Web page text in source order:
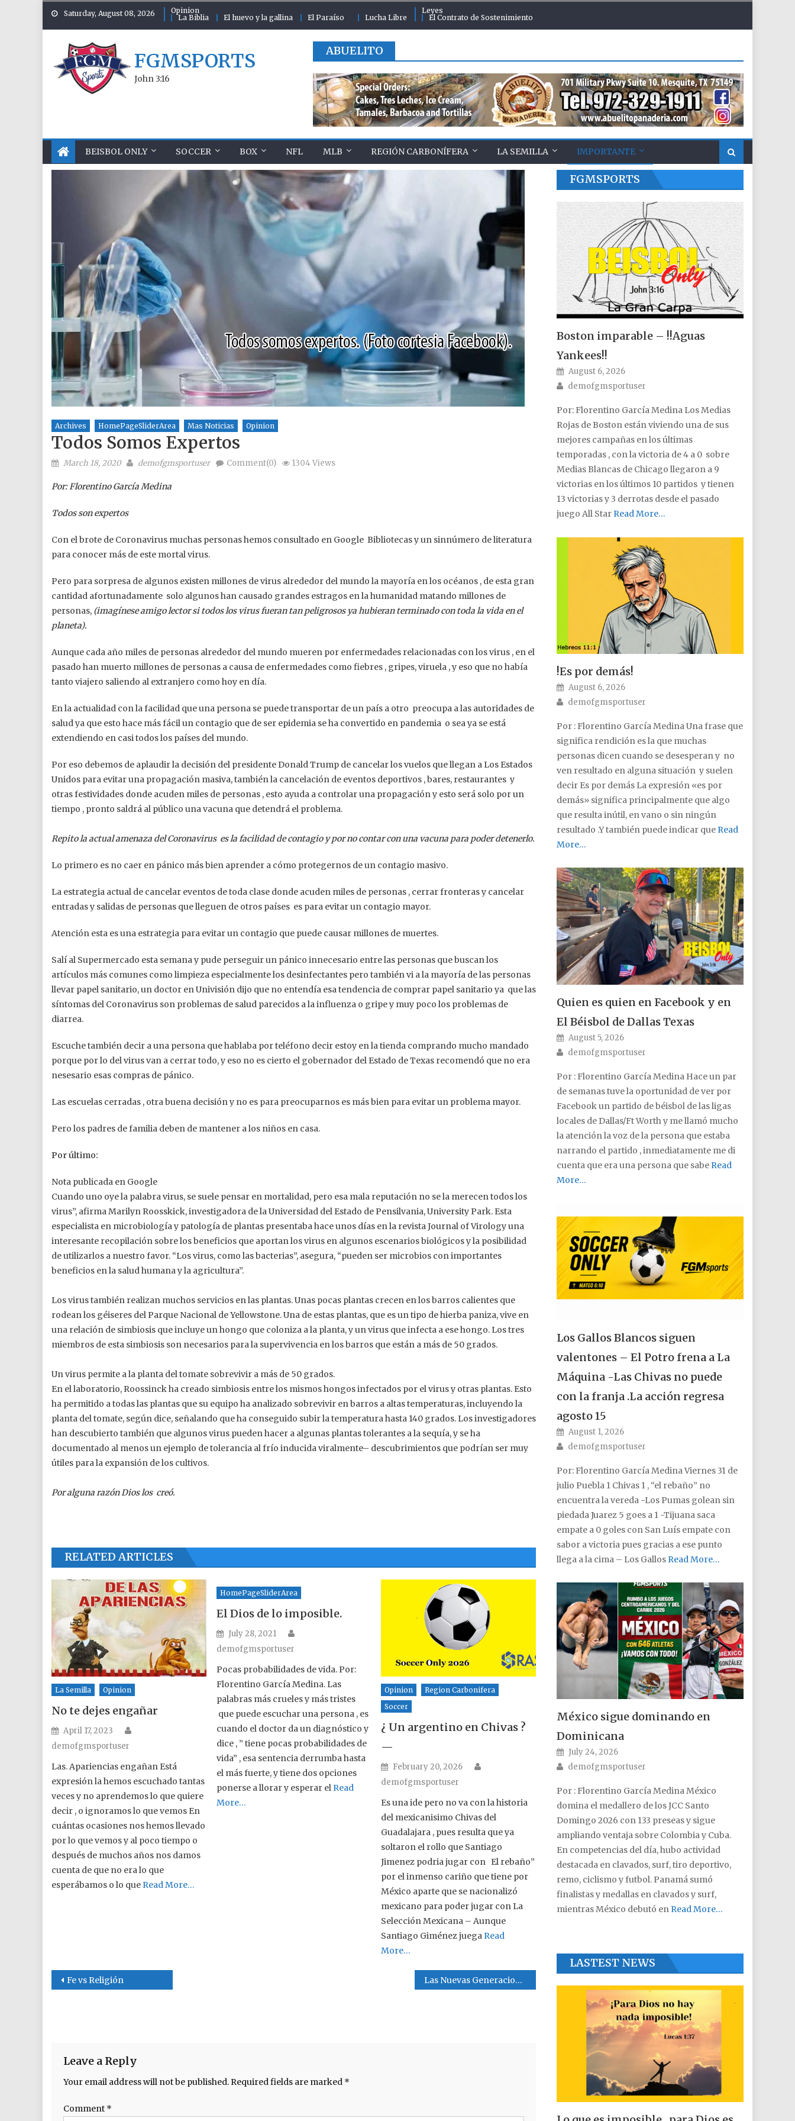
Saturday, August 08, 2026
Opinion
La Biblia
El huevo y la gallina El Paraíso Lucha Libre
Leyes
El Contrato de Sostenimiento
FGMSPORTS
John 3:16
ABUELITO
BEISBOL ONLY SOCCER BOX NFL MLB REGIÓN CARBONÍFERA LA SEMILLA IMPORTANTE
Archives HomePageSliderArea Mas Noticias Opinion
Todos Somos Expertos
Posted on
March 18, 2020 Author
demofgmsportuser Comment(0) 1304 Views
Por: Florentino García Medina
Todos son expertos
Con el brote de Coronavirus muchas personas hemos consultado en Google Bibliotecas y un sinnúmero de literatura
para conocer más de este mortal virus.
Pero para sorpresa de algunos existen millones de virus alrededor del mundo la mayoría en los océanos , de esta gran
cantidad afortunadamente solo algunos han causado grandes estragos en la humanidad matando millones de
personas, (imagínese amigo lector si todos los virus fueran tan peligrosos ya hubieran terminado con toda la vida en el
planeta).
Aunque cada año miles de personas alrededor del mundo mueren por enfermedades relacionadas con los virus , en el
pasado han muerto millones de personas a causa de enfermedades como fiebres , gripes, viruela , y eso que no había
tanto viajero saliendo al extranjero como hoy en día.
En la actualidad con la facilidad que una persona se puede transportar de un país a otro preocupa a las autoridades de
salud ya que esto hace más fácil un contagio que de ser epidemia se ha convertido en pandemia o sea ya se está
extendiendo en casi todos los países del mundo.
Por eso debemos de aplaudir la decisión del presidente Donald Trump de cancelar los vuelos que llegan a Los Estados
Unidos para evitar una propagación masiva, también la cancelación de eventos deportivos , bares, restaurantes y
otras festividades donde acuden miles de personas , esto ayuda a controlar una propagación y esto será solo por un
tiempo , pronto saldrá al público una vacuna que detendrá el problema.
Repito la actual amenaza del Coronavirus es la facilidad de contagio y por no contar con una vacuna para poder detenerlo.
Lo primero es no caer en pánico más bien aprender a cómo protegernos de un contagio masivo.
La estrategia actual de cancelar eventos de toda clase donde acuden miles de personas , cerrar fronteras y cancelar
entradas y salidas de personas que lleguen de otros países es para evitar un contagio mayor.
Atención esta es una estrategia para evitar un contagio que puede causar millones de muertes.
Salí al Supermercado esta semana y pude perseguir un pánico innecesario entre las personas que buscan los
artículos más comunes como limpieza especialmente los desinfectantes pero también vi a la mayoría de las personas
llevar papel sanitario, un doctor en Univisión dijo que no entendía esa tendencia de comprar papel sanitario ya que las
síntomas del Coronavirus son problemas de salud parecidos a la influenza o gripe y muy poco los problemas de
diarrea.
Escuche también decir a una persona que hablaba por teléfono decir estoy en la tienda comprando mucho mandado
porque por lo del virus van a cerrar todo, y eso no es cierto el gobernador del Estado de Texas recomendó que no era
nesesario esas compras de pánico.
Las escuelas cerradas , otra buena decisión y no es para preocuparnos es más bien para evitar un problema mayor.
Pero los padres de familia deben de mantener a los niños en casa.
Por último:
Nota publicada en Google
Cuando uno oye la palabra virus, se suele pensar en mortalidad, pero esa mala reputación no se la merecen todos los
virus”, afirma Marilyn Roosskick, investigadora de la Universidad del Estado de Pensilvania, University Park. Esta
especialista en microbiología y patología de plantas presentaba hace unos días en la revista Journal of Virology una
interesante recopilación sobre los beneficios que aportan los virus en algunos escenarios biológicos y la posibilidad
de utilizarlos a nuestro favor. “Los virus, como las bacterias”, asegura, “pueden ser microbios con importantes
beneficios en la salud humana y la agricultura”.
Los virus también realizan muchos servicios en las plantas. Unas pocas plantas crecen en los barros calientes que
rodean los géiseres del Parque Nacional de Yellowstone. Una de estas plantas, que es un tipo de hierba paniza, vive en
una relación de simbiosis que incluye un hongo que coloniza a la planta, y un virus que infecta a ese hongo. Los tres
miembros de esta simbiosis son necesarios para la supervivencia en los barros que están a más de 50 grados.
Un virus permite a la planta del tomate sobrevivir a más de 50 grados.
En el laboratorio, Roossinck ha creado simbiosis entre los mismos hongos infectados por el virus y otras plantas. Esto
ha permitido a todas las plantas que su equipo ha analizado sobrevivir en barros a altas temperaturas, incluyendo la
planta del tomate, según dice, señalando que ha conseguido subir la temperatura hasta 140 grados. Los investigadores
han descubierto también que algunos virus pueden hacer a algunas plantas tolerantes a la sequía, y se ha
documentado al menos un ejemplo de tolerancia al frío inducida viralmente– descubrimientos que podrían ser muy
útiles para la expansión de los cultivos.
Por alguna razón Dios los creó.
RELATED ARTICLES
La Semilla Opinion
No te dejes engañar
Posted on
April 17, 2023
demofgmsportuser
Las. Apariencias engañan Está
expresión la hemos escuchado tantas
veces y no aprendemos lo que quiere
decir , o ignoramos lo que vemos En
cuántas ocasiones nos hemos llevado
por lo que vemos y al poco tiempo o
después de muchos años nos damos
cuenta de que no era lo que
esperábamos o lo que Read More…
HomePageSliderArea
El Dios de lo imposible.
Posted on
July 28, 2021
demofgmsportuser
Pocas probabilidades de vida. Por:
Florentino García Medina. Las
palabras más crueles y más tristes
que puede escuchar una persona , es
cuando el doctor da un diagnóstico y
dice , ” tiene pocas probabilidades de
vida” , esa sentencia derrumba hasta
el más fuerte, y tiene dos opciones
ponerse a llorar y esperar elRead
More…
Opinion
Region Carbonifera
Soccer
¿ Un argentino en Chivas ?
—
Posted on
February 20, 2026
demofgmsportuser
Es una ide pero no va con la historia
del mexicanisimo Chivas del
Guadalajara , pues resulta que ya
soltaron el rollo que Santiago
Jimenez podria jugar con El rebaño”
por el inmenso cariño que tiene por
México aparte que se nacionalizó
mexicano para poder jugar con La
Selección Mexicana – Aunque
Santiago Giménez juega Read
More…
Post navigation
Fe vs Religión Las Nuevas Generaciones
Leave a Reply
Your email address will not be published. Required fields are marked *
Comment *
FGMSPORTS
Boston imparable – !!Aguas
Yankees!!
Posted on
August 6, 2026
Author
demofgmsportuser
Por: Florentino García Medina Los Medias
Rojas de Boston están viviendo una de sus
mejores campañas en los últimas
temporadas , con la victoria de 4 a 0 sobre
Medias Blancas de Chicago llegaron a 9
victorias en los últimos 10 partidos y tienen
13 victorias y 3 derrotas desde el pasado
juego All Star Read More…
!Es por demás!
Posted on
August 6, 2026
Author
demofgmsportuser
Por : Florentino García Medina Una frase que
significa rendición es la que muchas
personas dicen cuando se desesperan y no
ven resultado en alguna situación y suelen
decir Es por demás La expresión «es por
demás» significa principalmente que algo
que resulta inútil, en vano o sin ningún
resultado .Y también puede indicar que Read
More…
Quien es quien en Facebook y en
El Béisbol de Dallas Texas
Posted on
August 5, 2026
Author
demofgmsportuser
Por : Florentino García Medina Hace un par
de semanas tuve la oportunidad de ver por
Facebook un partido de béisbol de las ligas
locales de Dallas/Ft Worth y me llamó mucho
la atención la voz de la persona que estaba
narrando el partido , inmediatamente me di
cuenta que era una persona que sabe Read
More…
Los Gallos Blancos siguen
valentones – El Potro frena a La
Máquina -Las Chivas no puede
con la franja .La acción regresa
agosto 15
Posted on
August 1, 2026
Author
demofgmsportuser
Por: Florentino García Medina Viernes 31 de
julio Puebla 1 Chivas 1 , “el rebaño” no
encuentra la vereda -Los Pumas golean sin
piedada Juarez 5 goes a 1 -Tijuana saca
empate a 0 goles con San Luís empate con
sabor a victoria pues gracias a ese punto
llega a la cima – Los Gallos Read More…
México sigue dominando en
Dominicana
Posted on
July 24, 2026
Author
demofgmsportuser
Por : Florentino García Medina México
domina el medallero de los JCC Santo
Domingo 2026 con 133 preseas y sigue
ampliando ventaja sobre Colombia y Cuba.
En competencias del día, hubo actividad
destacada en clavados, surf, tiro deportivo,
remo, ciclismo y futbol. Panamá sumó
finalistas y medallas en clavados y surf,
mientras México debutó en Read More…
LASTEST NEWS